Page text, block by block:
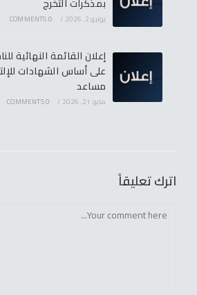
بمذكرات التخرج
يونيو 2, 2026 /
0 COMMENTS
إعلان القائمة النهائية
على أساس الشهادات
مساعد
مايو 21, 2026 /
0 COMMENTS
اترك تعليقاً